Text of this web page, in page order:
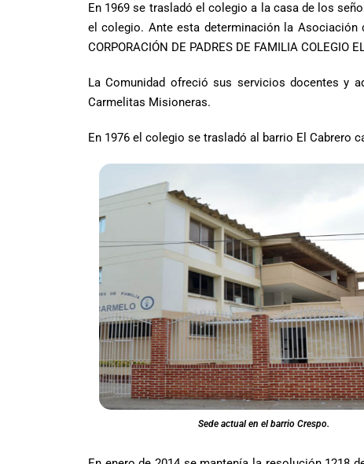
En 1969 se trasladó el colegio a la casa de los
el colegio. Ante esta determinación la
CORPORACIÓN DE PADRES DE FAMILIA COLEGIO
La Comunidad ofreció sus servicios docentes y
Carmelitas Misioneras.
En 1976 el colegio se trasladó al barrio El Cabrero
Sede actual en el barrio Crespo.